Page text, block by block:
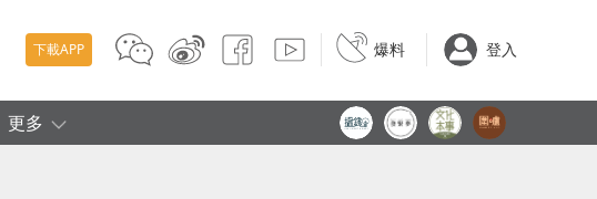
下載APP 爆料 登入
更多